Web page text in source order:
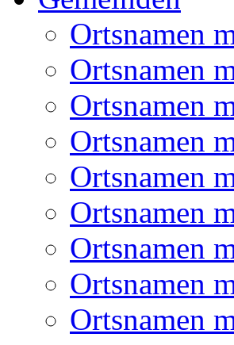
Ortsnamen
Ortsnamen
Ortsnamen
Ortsnamen
Ortsnamen
Ortsnamen
Ortsnamen
Ortsnamen
Ortsnamen